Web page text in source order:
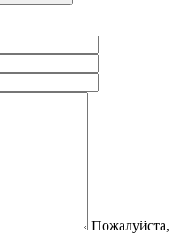
Пожалуйста,